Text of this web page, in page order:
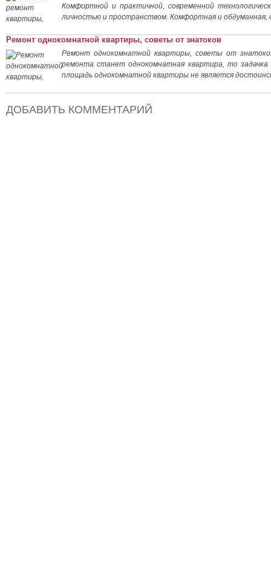
Комфортной и практичной, современной
личностью и пространством. Комфортная и обдуманная,
Ремонт однокомнатной квартиры, советы от знатоков
Ремонт однокомнатной квартиры, советы от
ремонта станет однокомнатная квартира, то задачка
площадь однокомнатной квартиры не является
ДОБАВИТЬ КОММЕНТАРИЙ